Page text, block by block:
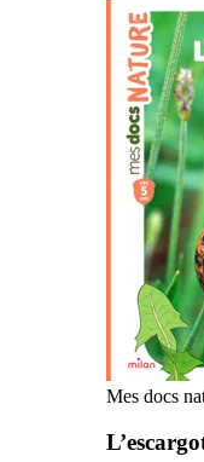
Mes docs